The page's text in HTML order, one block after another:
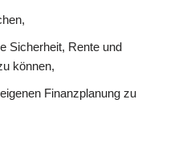
Sicherheit, Rente und
können,
Finanzplanung zu